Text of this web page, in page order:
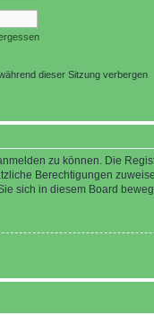
dieser Sitzung verbergen
zu können. Die
Berechtigungen
sich in diesem Board